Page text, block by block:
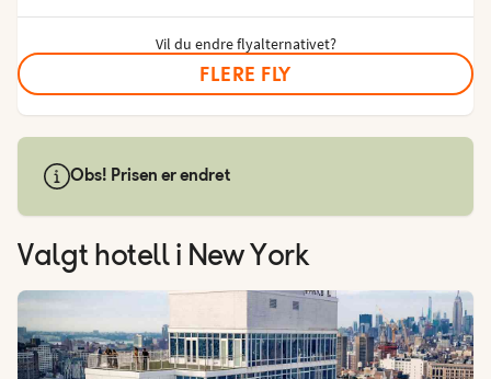
Vil du endre flyalternativet?
FLERE FLY
Obs! Prisen er endret
Valgt hotell i New York